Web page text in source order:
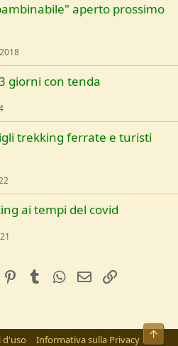
aperto prossimo
giorni con tenda
trekking ferrate e turisti
ai tempi del covid
Reddit PinterestTumblrWhatsApp
e-mail
d'uso Informativa sulla Privacy Alto